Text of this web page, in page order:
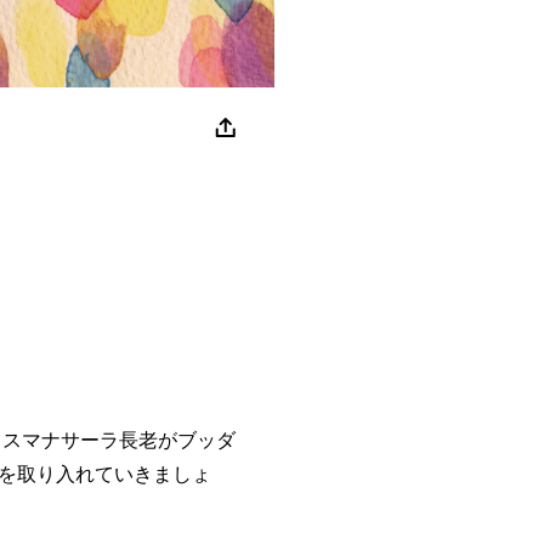
マナサーラ長老がブッダ
取り入れていきましょ